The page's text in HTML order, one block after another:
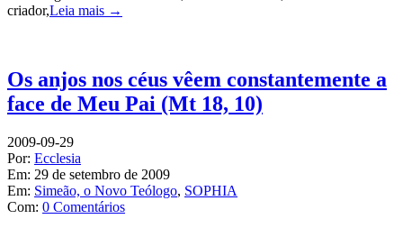
criador,Leia mais →
Os anjos nos céus vêem constantemente a
face de Meu Pai (Mt 18, 10)
2009-09-29
Por: Ecclesia
Em: 29 de setembro de 2009
Em: Simeão, o Novo Teólogo, SOPHIA
Com: 0 Comentários